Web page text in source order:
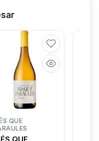
QUE